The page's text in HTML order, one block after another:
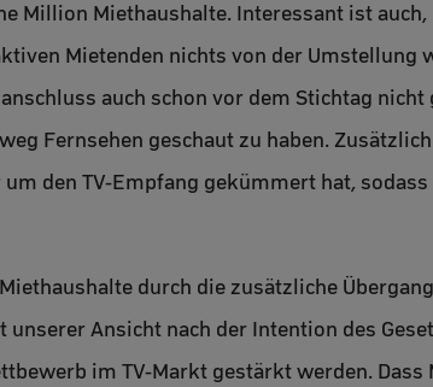
Million Miethaushalte. Interessant ist
Mietenden nichts von der Umstellung
auch schon vor dem Stichtag
Fernsehen geschaut zu haben.
den TV-Empfang gekümmert hat,
durch die zusätzliche
unserer Ansicht nach der Intention des
im TV-Markt gestärkt werden. Dass